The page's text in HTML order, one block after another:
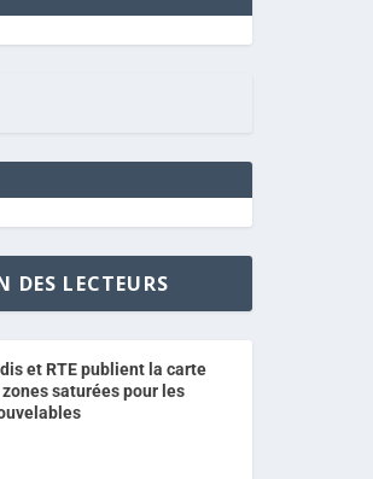
DES LECTEURS
et RTE publient la carte
saturées pour les